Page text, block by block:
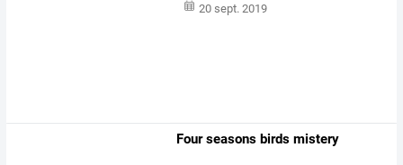
20 sept. 2019
Four seasons birds mistery